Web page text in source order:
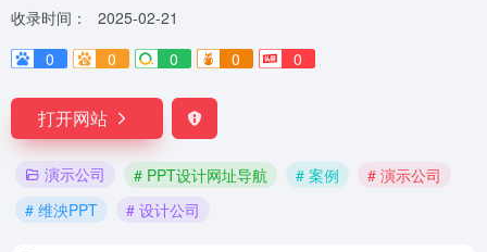
收录时间：
2025-02-21
0
0 0 0 0
打开网站
演示公司 # PPT设计网址导航 # 案例
# 演示公司
# 维泱PPT
# 设计公司